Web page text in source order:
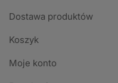
Dostawa produktów
Koszyk
Moje konto